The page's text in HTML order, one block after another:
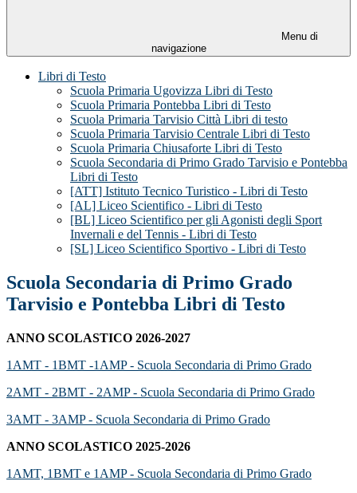
Menu di
navigazione
Libri di Testo
Scuola Primaria Ugovizza Libri di Testo
Scuola Primaria Pontebba Libri di Testo
Scuola Primaria Tarvisio Città Libri di testo
Scuola Primaria Tarvisio Centrale Libri di Testo
Scuola Primaria Chiusaforte Libri di Testo
Scuola Secondaria di Primo Grado Tarvisio e Pontebba
Libri di Testo
[ATT] Istituto Tecnico Turistico - Libri di Testo
[AL] Liceo Scientifico - Libri di Testo
[BL] Liceo Scientifico per gli Agonisti degli Sport
Invernali e del Tennis - Libri di Testo
[SL] Liceo Scientifico Sportivo - Libri di Testo
Scuola Secondaria di Primo Grado
Tarvisio e Pontebba Libri di Testo
ANNO SCOLASTICO 2026-2027
1AMT - 1BMT -1AMP - Scuola Secondaria di Primo Grado
2AMT - 2BMT - 2AMP - Scuola Secondaria di Primo Grado
3AMT - 3AMP - Scuola Secondaria di Primo Grado
ANNO SCOLASTICO 2025-2026
1AMT, 1BMT e 1AMP - Scuola Secondaria di Primo Grado